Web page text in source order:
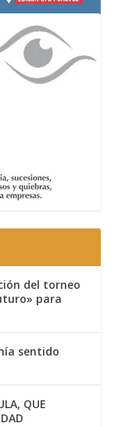
del torneo
para
sentido
QUE